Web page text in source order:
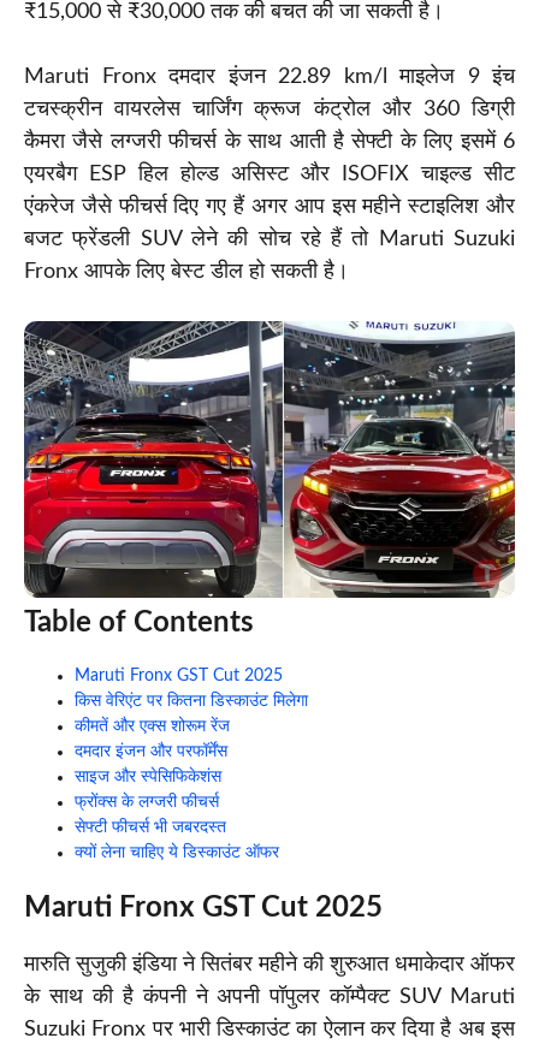
₹15,000 से ₹30,000 तक की बचत की जा सकती है।
Maruti Fronx दमदार इंजन 22.89 km/l माइलेज 9 इंच
टचस्क्रीन वायरलेस चार्जिंग क्रूज कंट्रोल और 360 डिग्री
कैमरा जैसे लग्जरी फीचर्स के साथ आती है सेफ्टी के लिए इसमें 6
एयरबैग ESP हिल होल्ड असिस्ट और ISOFIX चाइल्ड सीट
एंकरेज जैसे फीचर्स दिए गए हैं अगर आप इस महीने स्टाइलिश और
बजट फ्रेंडली SUV लेने की सोच रहे हैं तो Maruti Suzuki
Fronx आपके लिए बेस्ट डील हो सकती है।
Table of Contents
Maruti Fronx GST Cut 2025
किस वेरिएंट पर कितना डिस्काउंट मिलेगा
कीमतें और एक्स शोरूम रेंज
दमदार इंजन और परफॉर्मेंस
साइज और स्पेसिफिकेशंस
फ्रोंक्स के लग्जरी फीचर्स
सेफ्टी फीचर्स भी जबरदस्त
क्यों लेना चाहिए ये डिस्काउंट ऑफर
Maruti Fronx GST Cut 2025
मारुति सुजुकी इंडिया ने सितंबर महीने की शुरुआत धमाकेदार ऑफर
के साथ की है कंपनी ने अपनी पॉपुलर कॉम्पैक्ट SUV Maruti
Suzuki Fronx पर भारी डिस्काउंट का ऐलान कर दिया है अब इस